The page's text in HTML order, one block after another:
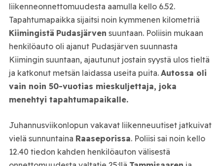
liikenneonnettomuudesta aamulla kello 6.52.
Tapahtumapaikka sijaitsi noin kymmenen kilometriä
Kiimingistä Pudasjärven suuntaan. Poliisin mukaan
henkilöauto oli ajanut Pudasjärven suunnasta
Kiimingin suuntaan, ajautunut jostain syystä ulos tieltä
ja katkonut metsän laidassa useita puita. Autossa oli
vain noin 50-vuotias mieskuljettaja, joka
menehtyi tapahtumapaikalle.
Juhannusviikonlopun vakavat liikenneuutiset jatkuivat
vielä sunnuntaina Raaseporissa. Poliisi sai noin kello
12.40 tiedon kahden henkilöauton välisestä